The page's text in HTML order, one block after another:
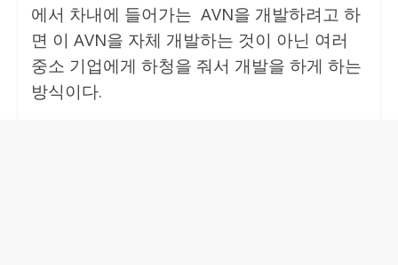
에서 차내에 들어가는 AVN을 개발하려고 하
면 이 AVN을 자체 개발하는 것이 아닌 여러
중소 기업에게 하청을 줘서 개발을 하게 하는
방식이다.